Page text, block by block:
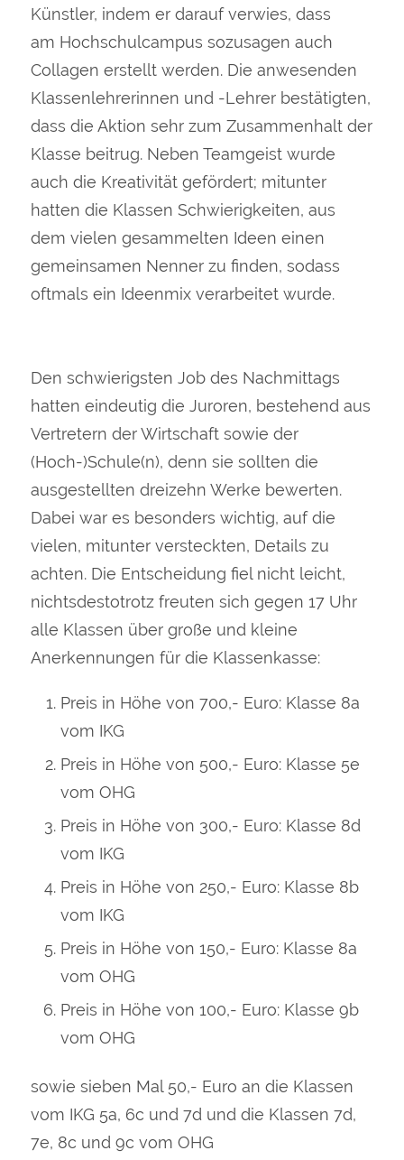
Künstler, indem er darauf verwies, dass
am Hochschulcampus sozusagen auch
Collagen erstellt werden. Die anwesenden
Klassenlehrerinnen und -Lehrer bestätigten,
dass die Aktion sehr zum Zusammenhalt der
Klasse beitrug. Neben Teamgeist wurde
auch die Kreativität gefördert; mitunter
hatten die Klassen Schwierigkeiten, aus
dem vielen gesammelten Ideen einen
gemeinsamen Nenner zu finden, sodass
oftmals ein Ideenmix verarbeitet wurde.
Den schwierigsten Job des Nachmittags
hatten eindeutig die Juroren, bestehend aus
Vertretern der Wirtschaft sowie der
(Hoch-)Schule(n), denn sie sollten die
ausgestellten dreizehn Werke bewerten.
Dabei war es besonders wichtig, auf die
vielen, mitunter versteckten, Details zu
achten. Die Entscheidung fiel nicht leicht,
nichtsdestotrotz freuten sich gegen 17 Uhr
alle Klassen über große und kleine
Anerkennungen für die Klassenkasse:
Preis in Höhe von 700,- Euro: Klasse 8a
vom IKG
Preis in Höhe von 500,- Euro: Klasse 5e
vom OHG
Preis in Höhe von 300,- Euro: Klasse 8d
vom IKG
Preis in Höhe von 250,- Euro: Klasse 8b
vom IKG
Preis in Höhe von 150,- Euro: Klasse 8a
vom OHG
Preis in Höhe von 100,- Euro: Klasse 9b
vom OHG
sowie sieben Mal 50,- Euro an die Klassen
vom IKG 5a, 6c und 7d und die Klassen 7d,
7e, 8c und 9c vom OHG